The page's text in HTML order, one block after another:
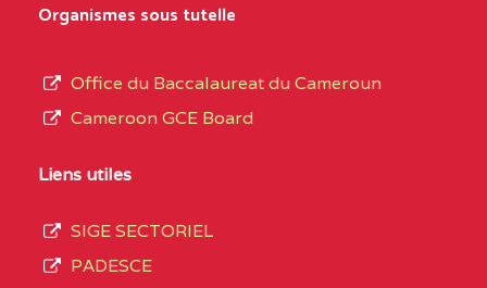
CENTRE
COLLEGE PRIVE LAIC
SAINT MICHEL
CENTRE
du
de
septembre
Organismes sous tutelle
Office du Baccalaureat du Cameroun
Cameroon GCE Board
Liens utiles
SIGE SECTORIEL
PADESCE